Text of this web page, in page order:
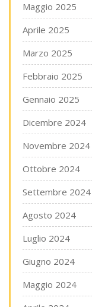
Maggio 2025
Aprile 2025
Marzo 2025
Febbraio 2025
Gennaio 2025
Dicembre 2024
Novembre 2024
Ottobre 2024
Settembre 2024
Agosto 2024
Luglio 2024
Giugno 2024
Maggio 2024